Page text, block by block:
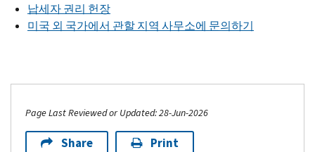
납세자 권리 헌장
미국 외 국가에서 관할 지역 사무소에 문의하기
Page Last Reviewed or Updated: 28-Jun-2026
Share Print